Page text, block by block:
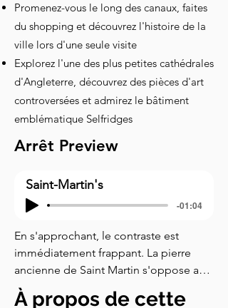
Promenez-vous le long des canaux, faites
du shopping et découvrez l'histoire de la
ville lors d'une seule visite
Explorez l'une des plus petites cathédrales
d'Angleterre, découvrez des pièces d'art
controversées et admirez le bâtiment
emblématique Selfridges
Arrêt Preview
Saint-Martin's
-01:04
En s'approchant, le contraste est
immédiatement frappant. La pierre
ancienne de Saint Martin s'oppose aux
courbes futuristes et aux disques
scintillants du bâtiment Selfridges. La
À propos de cette